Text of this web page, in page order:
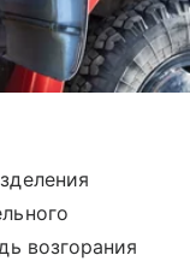
возгорания